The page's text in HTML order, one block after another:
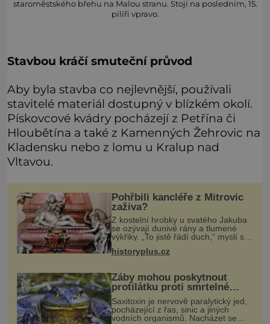
staroměstského břehu na Malou stranu. Stojí na posledním, 15.
pilíři vpravo.
Stavbou kráčí smuteční průvod
Aby byla stavba co nejlevnější, používali
stavitelé materiál dostupný v blízkém okolí.
Pískovcové kvádry pocházejí z Petřína či
Hloubětína a také z Kamenných Žehrovic na
Kladensku nebo z lomu u Kralup nad
Vltavou.
Pohřbili kancléře z Mitrovic
zaživa?
Z kostelní hrobky u svatého Jakuba
se ozývají dunivé rány a tlumené
výkřiky. „To jistě řádí duch,“ myslí si
pověrčiví lidé. Ani za dvě kopy grošů
by se nikdo neodvážil podzemní
historyplus.cz
Žáby mohou poskytnout
protilátku proti smrtelné
otravě měkkýši
Saxitoxin je nervově paralytický jed,
pocházející z řas, sinic a jiných
vodních organismů. Nacházet se